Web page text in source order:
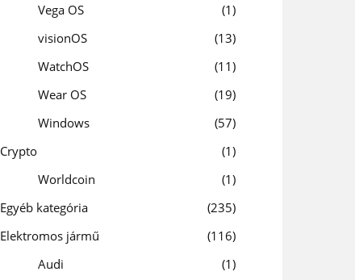
Vega OS
1
visionOS
13
WatchOS
11
Wear OS
19
Windows
57
Crypto
1
Worldcoin
1
Egyéb kategória
235
Elektromos jármű
116
Audi
1